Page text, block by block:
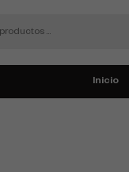
Inicio